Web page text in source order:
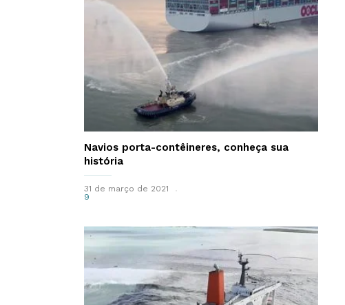
Navios porta-contêineres, conheça sua
história
31 de março de 2021
9